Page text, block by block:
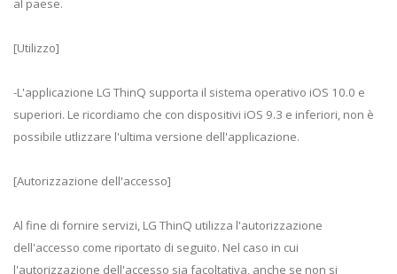
al paese.
[Utilizzo]
-L'applicazione LG ThinQ supporta il sistema operativo iOS 10.0 e
superiori. Le ricordiamo che con dispositivi iOS 9.3 e inferiori, non è
possibile utlizzare l'ultima versione dell'applicazione.
[Autorizzazione dell'accesso]
Al fine di fornire servizi, LG ThinQ utilizza l'autorizzazione
dell'accesso come riportato di seguito. Nel caso in cui
l'autorizzazione dell'accesso sia facoltativa, anche se non si